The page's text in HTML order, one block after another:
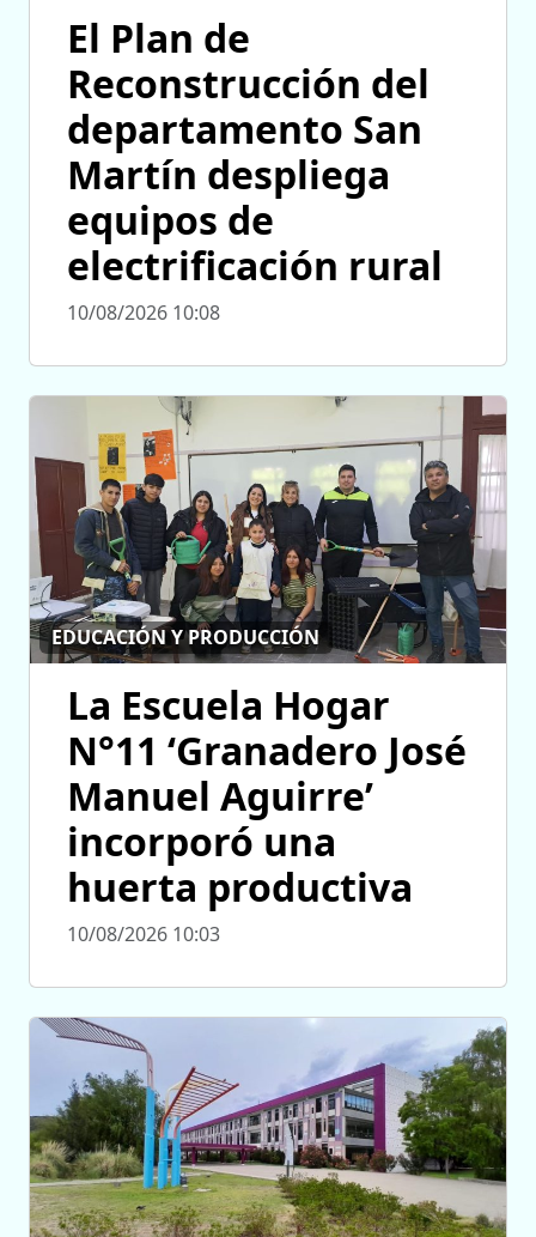
El Plan de
Reconstrucción del
departamento San
Martín despliega
equipos de
electrificación rural
10/08/2026 10:08
EDUCACIÓN Y PRODUCCIÓN
La Escuela Hogar
N°11 ‘Granadero José
Manuel Aguirre’
incorporó una
huerta productiva
10/08/2026 10:03